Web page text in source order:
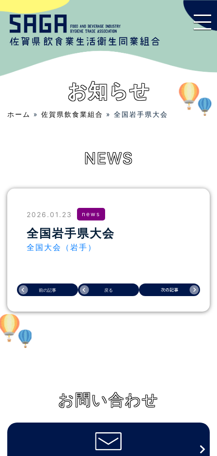
お知らせ
ホーム » 佐賀県飲食業組合 » 全国岩手県大会
NEWS
2026.01.23 news
全国岩手県大会
全国大会（岩手）
お問い合わせ